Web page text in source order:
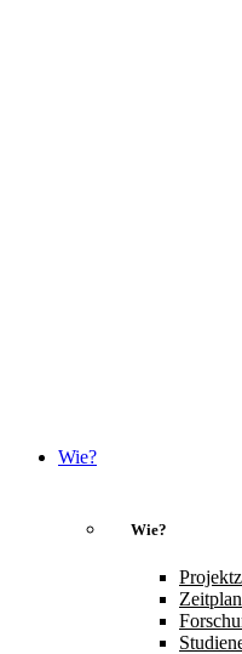
Wie?
Wie?
Zeitplan